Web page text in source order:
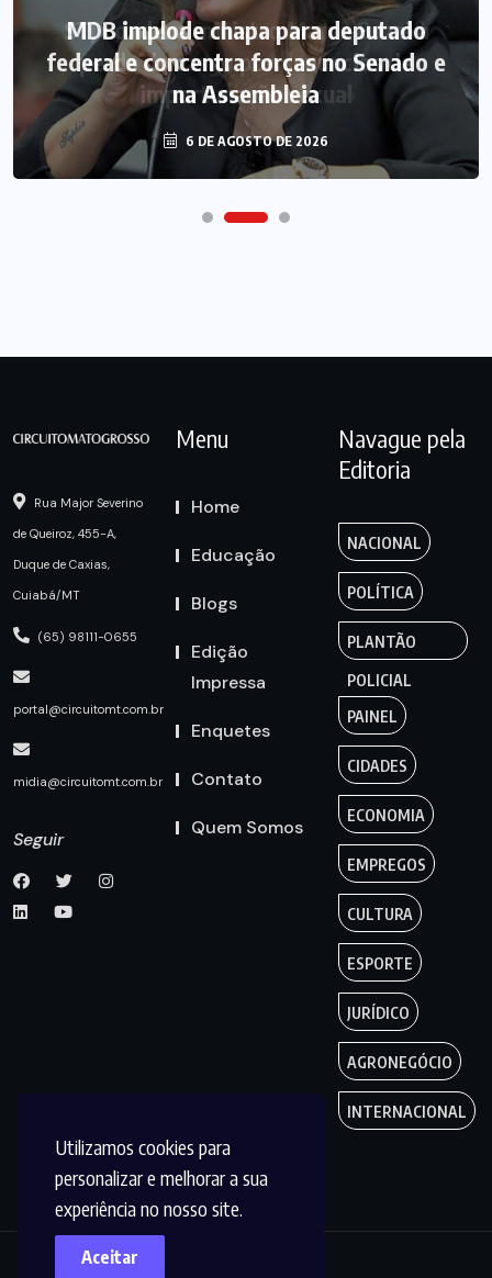
Utilizamos cookies para
personalizar e melhorar a sua
experiência no nosso site.
Aceitar
MDB implode chapa para deputado
federal e concentra forças no Senado e
na Assembleia
6 DE AGOSTO DE 2026
Rua Major Severino
de Queiroz, 455-A,
Duque de Caxias,
Cuiabá/MT
(65) 98111-0655
portal@circuitomt.com.br
midia@circuitomt.com.br
Seguir
Menu
Home
Educação
Blogs
Edição
Impressa
Enquetes
Contato
Quem Somos
Navague pela
Editoria
NACIONAL
POLÍTICA
PLANTÃO
POLICIAL
PAINEL
CIDADES
ECONOMIA
EMPREGOS
CULTURA
ESPORTE
JURÍDICO
AGRONEGÓCIO
INTERNACIONAL